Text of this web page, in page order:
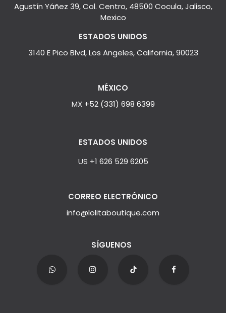
Agustín Yáñez 39, Col. Centro, 48500 Cocula, Jalisco,
Mexico
ESTADOS UNIDOS
3140 E Pico Blvd, Los Angeles, California, 90023
MÉXICO
MX +52 (331) 698 6399
ESTADOS UNIDOS
US +1 626 529 6205
CORREO ELECTRÓNICO
info@lolitaboutique.com
SÍGUENOS